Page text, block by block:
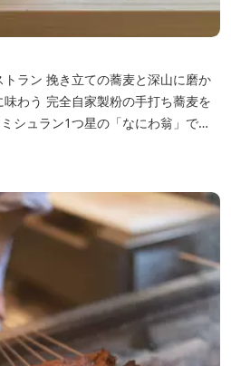
深山に磨か
打ち蕎麦を
シュラン1つ星の「なにわ翁」で研
た「そば切り石垣」。 翁伝統の完全
し、蕎麦と酒をシンプルに楽しむ店
りを存分に引き出す、湯の山温泉の